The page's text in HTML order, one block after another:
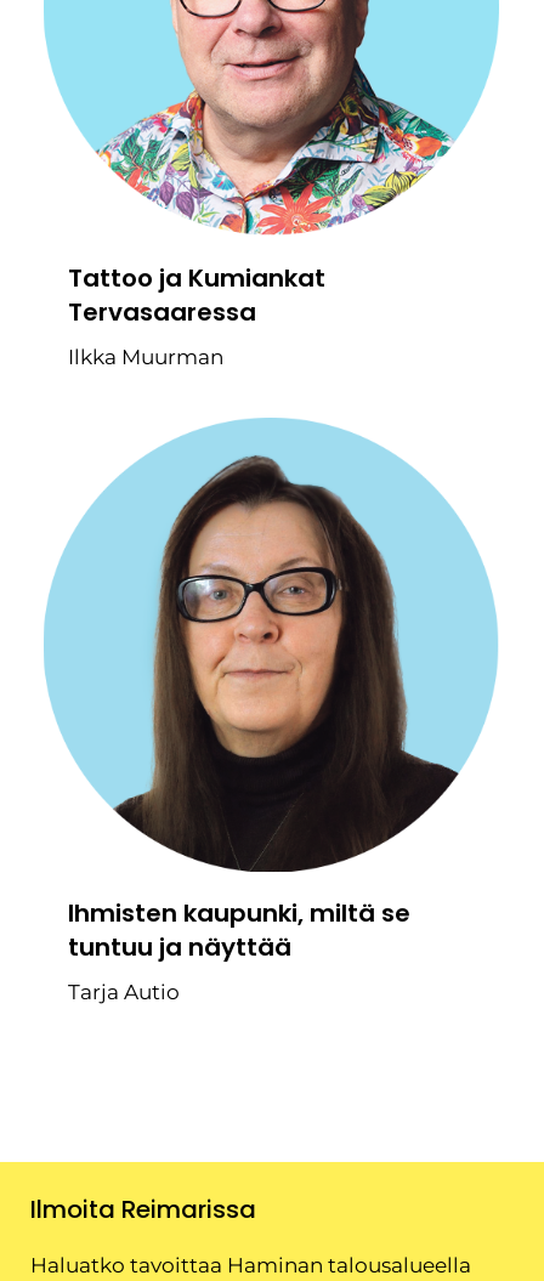
Tattoo ja Kumiankat
Tervasaaressa
Ilkka Muurman
Ihmisten kaupunki, miltä se
tuntuu ja näyttää
Tarja Autio
Ilmoita Reimarissa
Haluatko tavoittaa Haminan talousalueella